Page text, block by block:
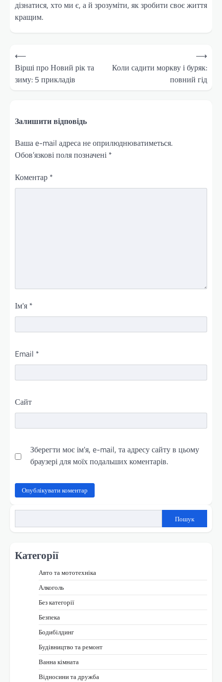
дізнатися, хто ми є, а й зрозуміти, як зробити своє життя
кращим.
Навігація
записів
⟵
Вірші про Новий рік та
зиму: 5 прикладів
Коли садити моркву і буряк:
повний гід
⟶
Залишити відповідь
Ваша e-mail адреса не оприлюднюватиметься.
Обов’язкові поля позначені *
Коментар *
Ім'я *
Email *
Сайт
Зберегти моє ім'я, e-mail, та адресу сайту в цьому
браузері для моїх подальших коментарів.
Пошук
Категорії
Авто та мототехніка
Алкоголь
Без категорії
Безпека
Бодибілдинг
Будівництво та ремонт
Ванна кімната
Відносини та дружба